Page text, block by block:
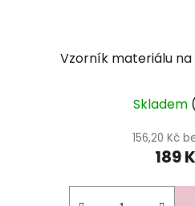
Vzorník materiálu
Skladem
156,20 Kč
189